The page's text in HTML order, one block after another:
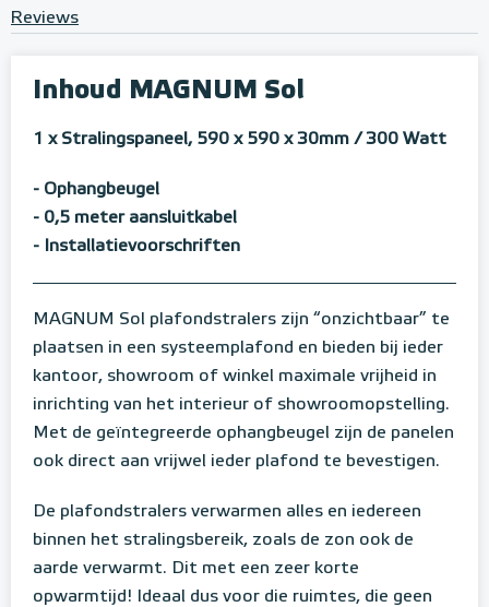
Reviews
Inhoud MAGNUM Sol
1 x Stralingspaneel, 590 x 590 x 30mm / 300 Watt
- Ophangbeugel
- 0,5 meter aansluitkabel
- Installatievoorschriften
MAGNUM Sol plafondstralers zijn “onzichtbaar” te
plaatsen in een systeemplafond en bieden bij ieder
kantoor, showroom of winkel maximale vrijheid in
inrichting van het interieur of showroomopstelling.
Met de geïntegreerde ophangbeugel zijn de panelen
ook direct aan vrijwel ieder plafond te bevestigen.
De plafondstralers verwarmen alles en iedereen
binnen het stralingsbereik, zoals de zon ook de
aarde verwarmt. Dit met een zeer korte
opwarmtijd! Ideaal dus voor die ruimtes, die geen